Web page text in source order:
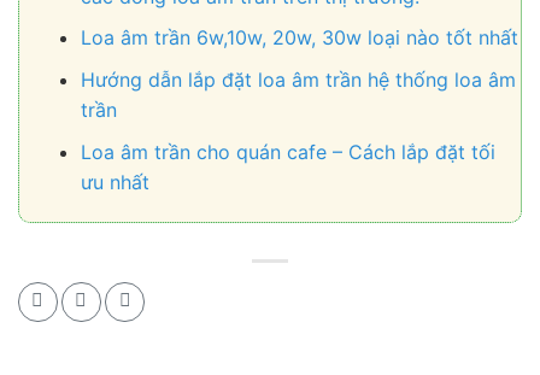
Loa âm trần 6w,10w, 20w, 30w loại nào tốt nhất
Hướng dẫn lắp đặt loa âm trần hệ thống loa âm
trần
Loa âm trần cho quán cafe – Cách lắp đặt tối
ưu nhất